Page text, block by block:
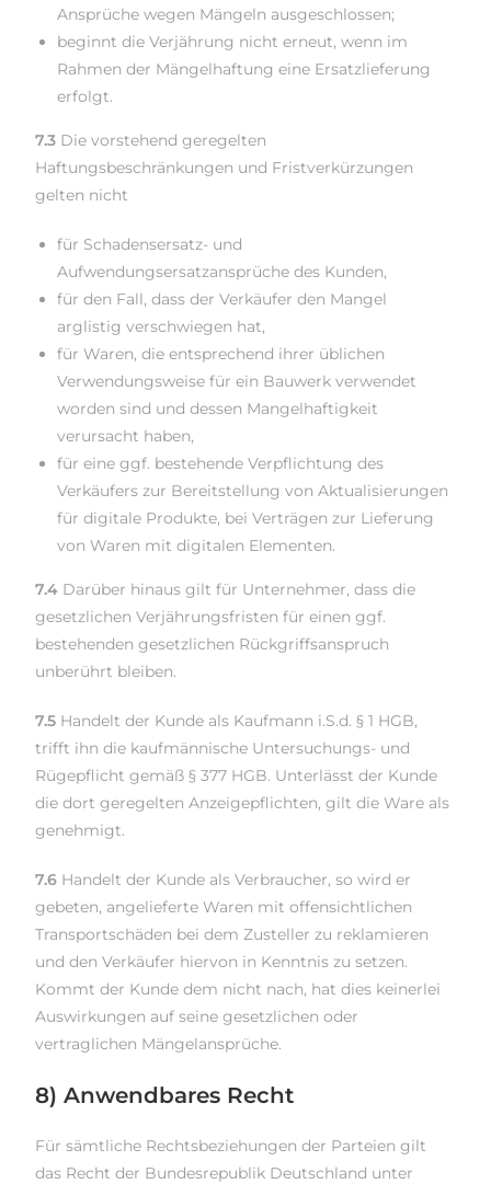
Ansprüche wegen Mängeln ausgeschlossen;
beginnt die Verjährung nicht erneut, wenn im
Rahmen der Mängelhaftung eine Ersatzlieferung
erfolgt.
7.3 Die vorstehend geregelten
Haftungsbeschränkungen und Fristverkürzungen
gelten nicht
für Schadensersatz- und
Aufwendungsersatzansprüche des Kunden,
für den Fall, dass der Verkäufer den Mangel
arglistig verschwiegen hat,
für Waren, die entsprechend ihrer üblichen
Verwendungsweise für ein Bauwerk verwendet
worden sind und dessen Mangelhaftigkeit
verursacht haben,
für eine ggf. bestehende Verpflichtung des
Verkäufers zur Bereitstellung von Aktualisierungen
für digitale Produkte, bei Verträgen zur Lieferung
von Waren mit digitalen Elementen.
7.4 Darüber hinaus gilt für Unternehmer, dass die
gesetzlichen Verjährungsfristen für einen ggf.
bestehenden gesetzlichen Rückgriffsanspruch
unberührt bleiben.
7.5 Handelt der Kunde als Kaufmann i.S.d. § 1 HGB,
trifft ihn die kaufmännische Untersuchungs- und
Rügepflicht gemäß § 377 HGB. Unterlässt der Kunde
die dort geregelten Anzeigepflichten, gilt die Ware als
genehmigt.
7.6 Handelt der Kunde als Verbraucher, so wird er
gebeten, angelieferte Waren mit offensichtlichen
Transportschäden bei dem Zusteller zu reklamieren
und den Verkäufer hiervon in Kenntnis zu setzen.
Kommt der Kunde dem nicht nach, hat dies keinerlei
Auswirkungen auf seine gesetzlichen oder
vertraglichen Mängelansprüche.
8) Anwendbares Recht
Für sämtliche Rechtsbeziehungen der Parteien gilt
das Recht der Bundesrepublik Deutschland unter